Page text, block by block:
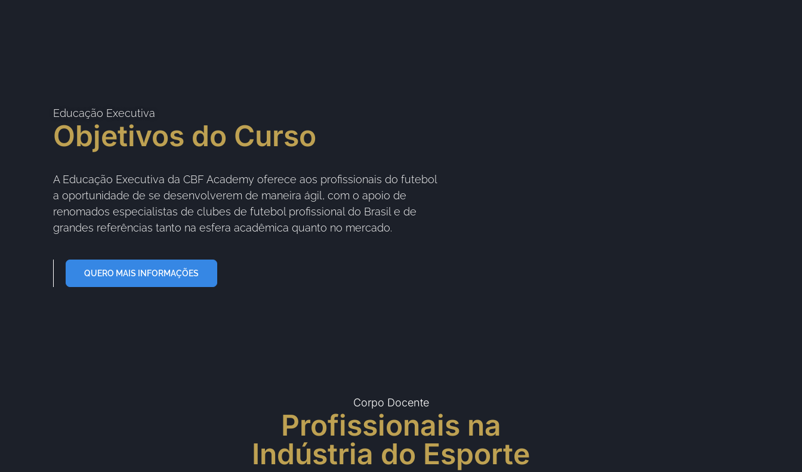
Educação Executiva
Objetivos do Curso
A Educação Executiva da CBF Academy oferece aos profissionais do futebol
a oportunidade de se desenvolverem de maneira ágil, com o apoio de
renomados especialistas de clubes de futebol profissional do Brasil e de
grandes referências tanto na esfera acadêmica quanto no mercado.
QUERO MAIS INFORMAÇÕES
Corpo Docente
Profissionais na
Indústria do Esporte